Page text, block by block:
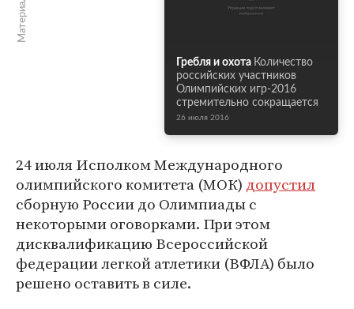
Гребля и охота Количество
российских участников
Олимпийских игр-2016
стремительно сокращается
26 июля 2016
24 июля Исполком Международного
олимпийского комитета (МОК) допустил
сборную России до Олимпиады с
некоторыми оговорками. При этом
дисквалификацию Всероссийской
федерации легкой атлетики (ВФЛА) было
решено оставить в силе.